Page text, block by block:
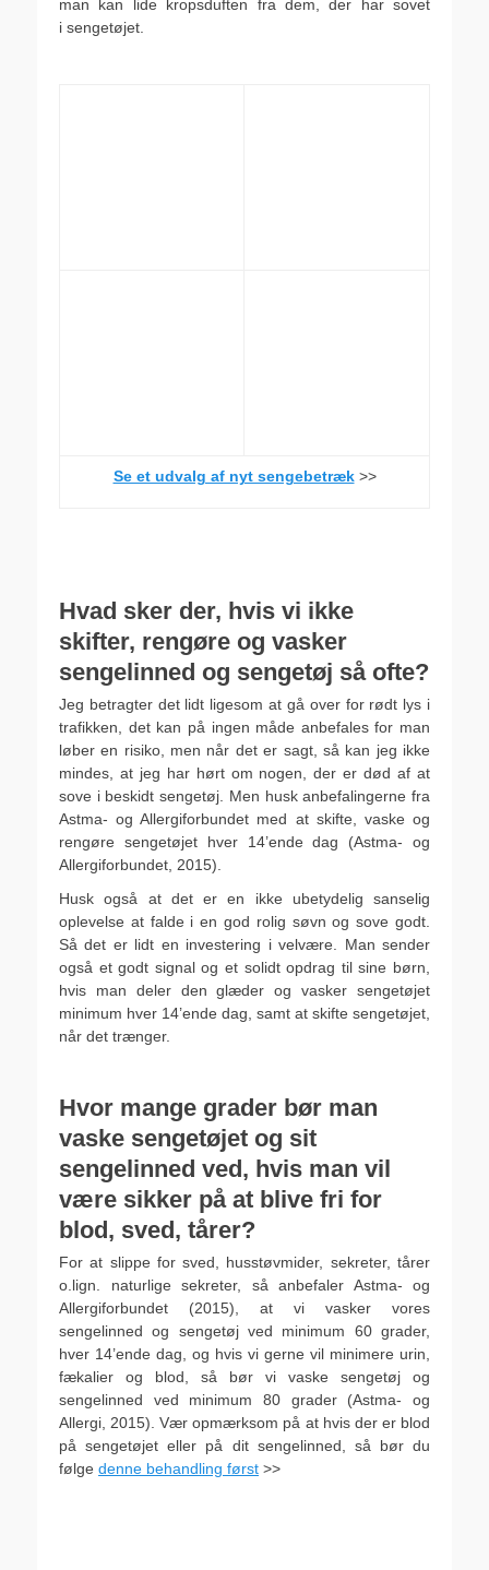
man kan lide kropsduften fra dem, der har sovet
i sengetøjet.
Se et udvalg af nyt sengebetræk>>
Hvad sker der, hvis vi ikke
skifter, rengøre og vasker
sengelinned og sengetøj så ofte?
Jeg betragter det lidt ligesom at gå over for rødt lys i
trafikken, det kan på ingen måde anbefales for man
løber en risiko, men når det er sagt, så kan jeg ikke
mindes, at jeg har hørt om nogen, der er død af at
sove i beskidt sengetøj. Men husk anbefalingerne fra
Astma- og Allergiforbundet med at skifte, vaske og
rengøre sengetøjet hver 14’ende dag (Astma- og
Allergiforbundet, 2015).
Husk også at det er en ikke ubetydelig sanselig
oplevelse at falde i en god rolig søvn og sove godt.
Så det er lidt en investering i velvære. Man sender
også et godt signal og et solidt opdrag til sine børn,
hvis man deler den glæder og vasker sengetøjet
minimum hver 14’ende dag, samt at skifte sengetøjet,
når det trænger.
Hvor mange grader bør man
vaske sengetøjet og sit
sengelinned ved, hvis man vil
være sikker på at blive fri for
blod, sved, tårer?
For at slippe for sved, husstøvmider, sekreter, tårer
o.lign. naturlige sekreter, så anbefaler Astma- og
Allergiforbundet (2015), at vi vasker vores
sengelinned og sengetøj ved minimum 60 grader,
hver 14’ende dag, og hvis vi gerne vil minimere urin,
fækalier og blod, så bør vi vaske sengetøj og
sengelinned ved minimum 80 grader (Astma- og
Allergi, 2015). Vær opmærksom på at hvis der er blod
på sengetøjet eller på dit sengelinned, så bør du
følge denne behandling først >>